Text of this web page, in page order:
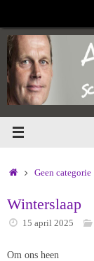
de
inhoud
HomeGeen categorie
Winterslaap
15 april 2025
Om ons heen